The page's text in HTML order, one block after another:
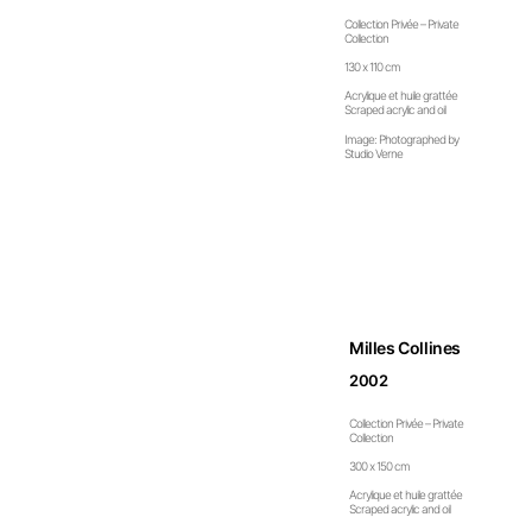
Collection Privée – Private
Collection
130 x 110 cm
Acrylique et huile grattée
Scraped acrylic and oil
Image: Photographed by
Studio Verne
Milles Collines
2002
Collection Privée – Private
Collection
300 x 150 cm
Acrylique et huile grattée
Scraped acrylic and oil